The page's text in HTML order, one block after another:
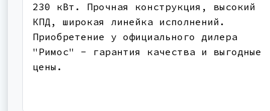
230 кВт. Прочная конструкция, высокий
КПД, широкая линейка исполнений.
Приобретение у официального дилера
"Римос" - гарантия качества и выгодные
цены.